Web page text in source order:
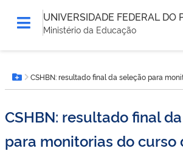
UNIVERSIDADE FEDERAL DO
Ministério da Educação
está
aqui:Botão Menu
CSHBN: resultado final da seleção para
CSHBN: resultado final
para monitorias do curso